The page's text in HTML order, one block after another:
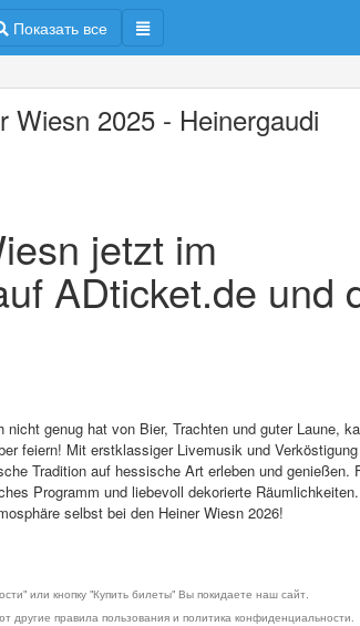
Показать все
Wiesn 2025 - Heinergaudi
jetzt im
ADticket.de und
genug hat von Bier, Trachten und guter Laune,
feiern! Mit erstklassiger Livemusik und
Tradition auf hessische Art erleben und genießen.
Programm und liebevoll dekorierte
selbst bei den Heiner Wiesn 2026!
или кнопку "Купить билеты" Вы покидаете наш сайт.
другие правила пользования и политика конфиденциальности.